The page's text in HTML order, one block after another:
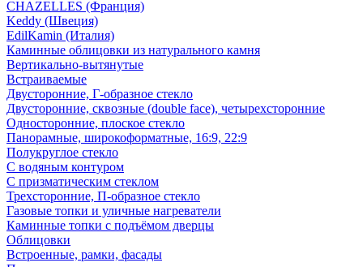
CHAZELLES (Франция)
Keddy (Швеция)
EdilKamin (Италия)
Каминные облицовки из натурального камня
Вертикально-вытянутые
Встраиваемые
Двусторонние, Г-образное стекло
Двусторонние, сквозные (double face), четырехсторонние
Односторонние, плоское стекло
Панорамные, широкоформатные, 16:9, 22:9
Полукруглое стекло
С водяным контуром
С призматическим стеклом
Трехсторонние, П-образное стекло
Газовые топки и уличные нагреватели
Каминные топки с подъёмом дверцы
Облицовки
Встроенные, рамки, фасады